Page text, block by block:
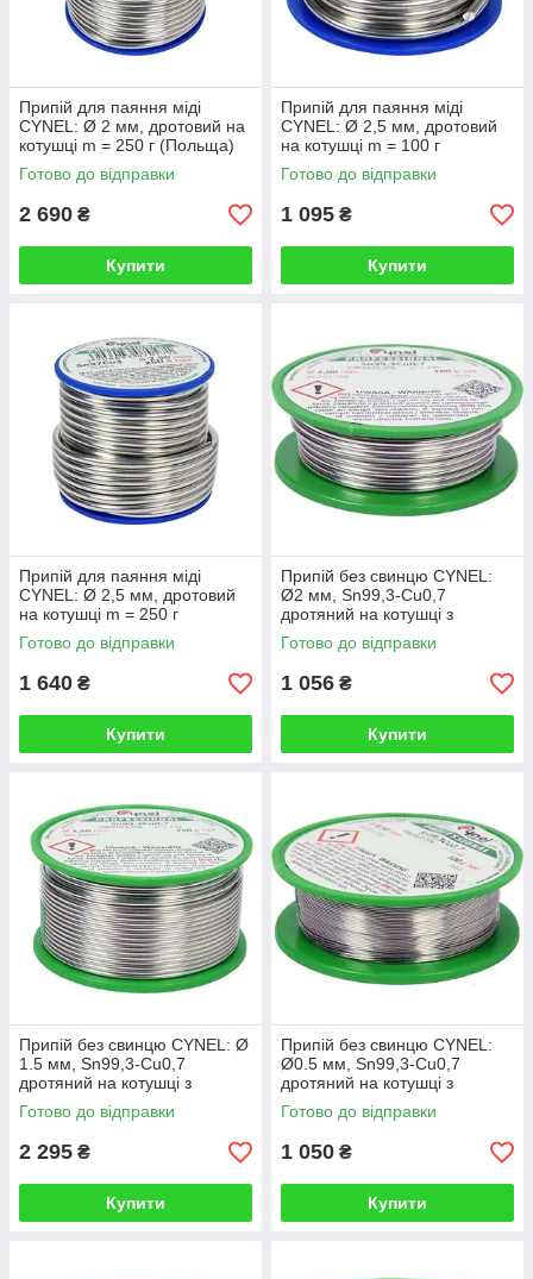
Припій для паяння міді
CYNEL: Ø 2 мм, дротовий на
котушці m = 250 г (Польща)
Готово до відправки
2 690 ₴
Купити
Припій для паяння міді
CYNEL: Ø 2,5 мм, дротовий
на котушці m = 100 г
(Польща)
Готово до відправки
1 095 ₴
Купити
Припій для паяння міді
CYNEL: Ø 2,5 мм, дротовий
на котушці m = 250 г
(Польща)
Готово до відправки
1 640 ₴
Купити
Припій без свинцю CYNEL:
Ø2 мм, Sn99,3-Cu0,7
дротяний на котушці з
флюсом m=100 г (Польща)
Готово до відправки
1 056 ₴
Купити
Припій без свинцю CYNEL: Ø
1.5 мм, Sn99,3-Cu0,7
дротяний на котушці з
флюсом m=250 г (Польща)
Готово до відправки
2 295 ₴
Купити
Припій без свинцю CYNEL:
Ø0.5 мм, Sn99,3-Cu0,7
дротяний на котушці з
флюсом m=100 г (Польща)
Готово до відправки
1 050 ₴
Купити